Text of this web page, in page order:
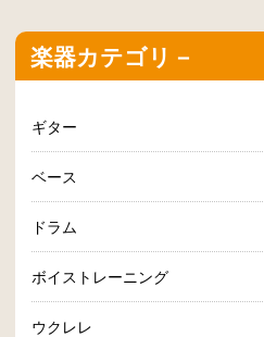
楽器カテゴリ－
ギター
ベース
ドラム
ボイストレーニング
ウクレレ